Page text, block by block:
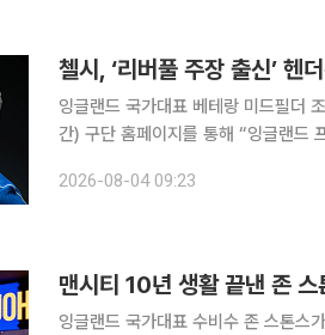
첼시, ‘리버풀 주장 출신’ 헨
잉글랜드 국가대표 베테랑 미드필더 조던 헨
간) 구단 홈페이지를 통해 “잉글랜드
발표했다. 헨더슨은 고향 팀 선덜
2026-08-04 09:23
맨시티 10년 생활 끝낸 존
잉글랜드 국가대표 수비수 존 스톤스